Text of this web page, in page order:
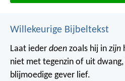
Willekeurige Bijbeltekst
Laat ieder doen zoals hij in zijn
niet met tegenzin of uit
blijmoedige gever lief.